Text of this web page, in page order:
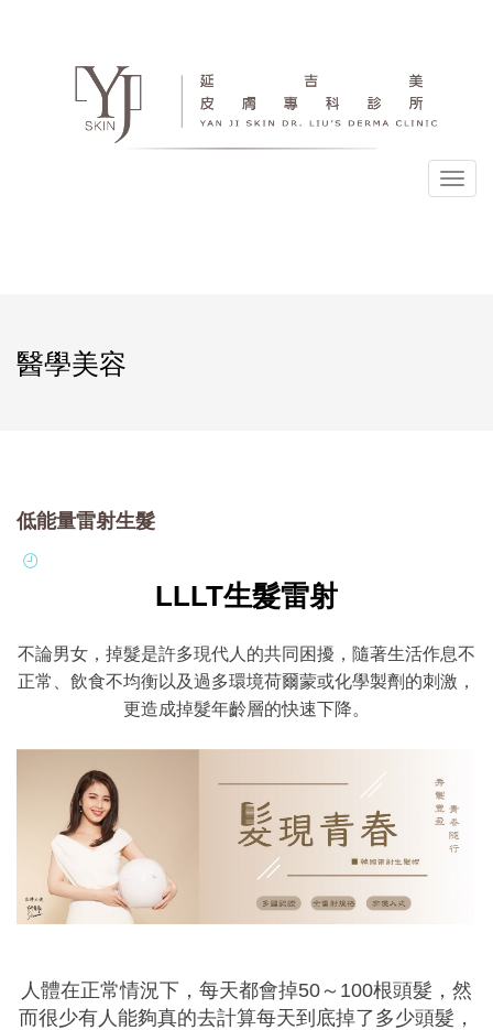
選
醫學美容
低能量雷射生髮
LLLT生髮雷射
不論男女，掉髮是許多現代人的共同困擾，隨著生活作息不
正常、飲食不均衡以及過多環境荷爾蒙或化學製劑的刺激，
更造成掉髮年齡層的快速下降。
人體在正常情況下，每天都會掉50～100根頭髮，然
而很少有人能夠真的去計算每天到底掉了多少頭髮，